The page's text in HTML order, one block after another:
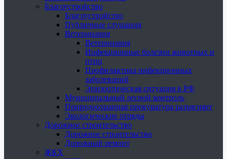
Благоустройство
Благоустройство
Публичные слушания
Ветеринария
Ветеринария
Инфекционные болезни животных и
птиц
Профилактика инфекционных
заболеваний
Эпизоотическая ситуация в РФ
Муниципальный лесной контроль
Природоохранная прокуратура разъясняет
Экологические отряды
Дорожное строительство
Дорожное строительство
Дорожный ремонт
ЖКХ